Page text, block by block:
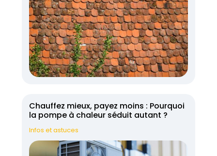
Chauffez mieux, payez moins : Pourquoi
la pompe à chaleur séduit autant ?
Infos et astuces